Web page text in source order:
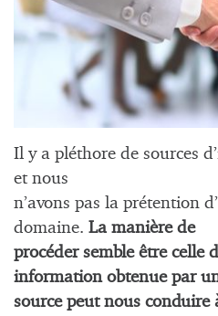
Il y a pléthore de sources
et nous
n’avons pas la prétention
domaine. La manière de
procéder semble être celle
information obtenue par
source peut nous conduire